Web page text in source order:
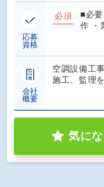
応募
資格
必須
■必
作 ・
会社
概要
空調設備工
施工、監理
気に